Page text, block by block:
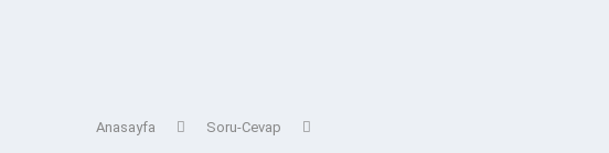
Anasayfa Soru-Cevap